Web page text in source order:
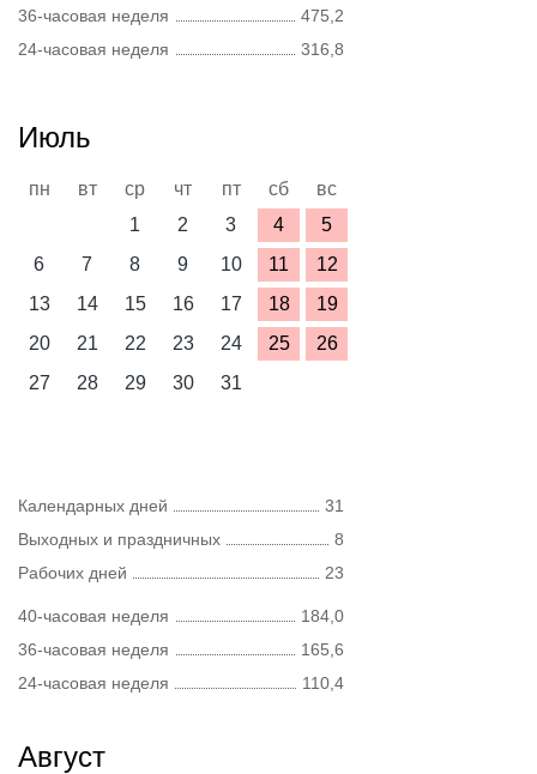
36-часовая неделя
475,2
24-часовая неделя
316,8
Июль
пн вт ср чт пт сб
вс
1
2 3 4
5
6
7 8 9 10 11
12
13
14 15 16 17 18
19
20
21 22 23 24 25
26
27
28 29 30 31
Календарных дней
31
Выходных и праздничных
8
Рабочих дней
23
40-часовая неделя
184,0
36-часовая неделя
165,6
24-часовая неделя
110,4
Август